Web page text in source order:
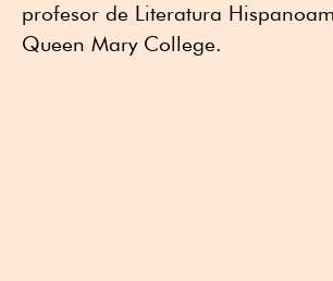
profesor de Literatura
Queen Mary College.